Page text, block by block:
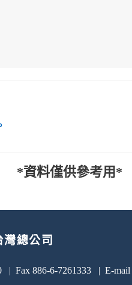
*資料僅供參考用*
灣總公司
| Fax 886-6-7261333 | E-mail